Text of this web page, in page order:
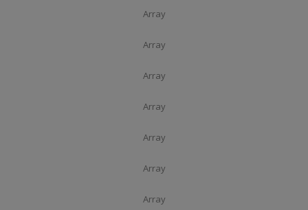
Array
Array
Array
Array
Array
Array
Array